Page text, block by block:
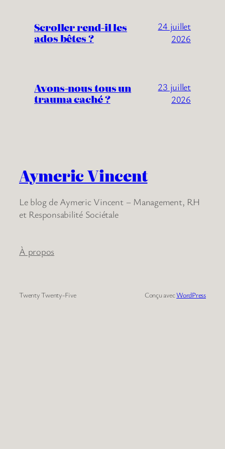
Scroller rend-il les
ados bêtes ?
24 juillet
2026
Avons-nous tous un
trauma caché ?
23 juillet
2026
Aymeric Vincent
Le blog de Aymeric Vincent – Management, RH
et Responsabilité Sociétale
À propos
Twenty Twenty-Five Conçu avecWordPress